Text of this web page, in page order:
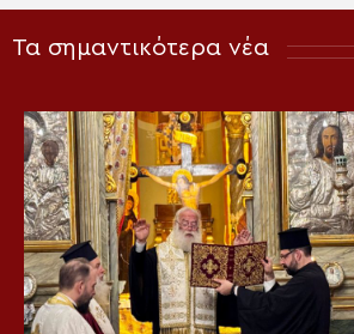
Τα σημαντικότερα νέα